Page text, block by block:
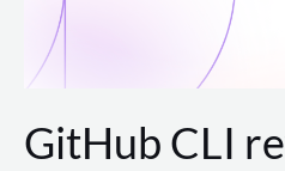
GitHub CLI